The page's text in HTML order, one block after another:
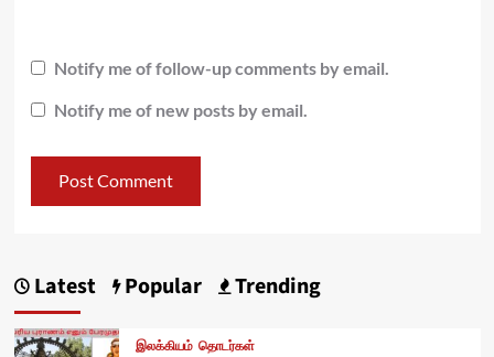
Notify me of follow-up comments by email.
Notify me of new posts by email.
Latest Popular Trending
இலக்கியம் தொடர்கள்